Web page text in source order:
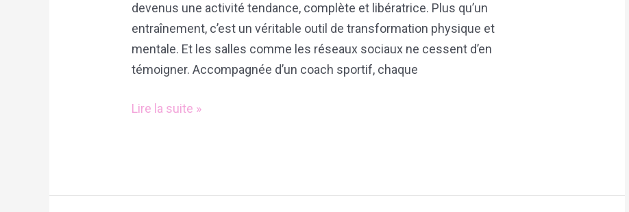
devenus une activité tendance, complète et libératrice. Plus qu’un
entraînement, c’est un véritable outil de transformation physique et
mentale. Et les salles comme les réseaux sociaux ne cessent d’en
témoigner. Accompagnée d’un coach sportif, chaque
Lire la suite »